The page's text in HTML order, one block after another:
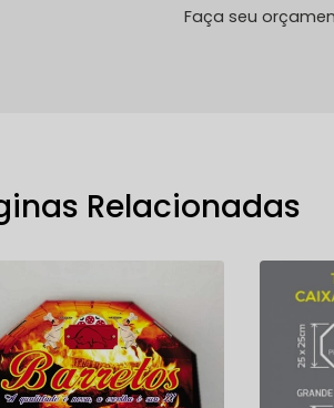
Faça seu
Relacionadas